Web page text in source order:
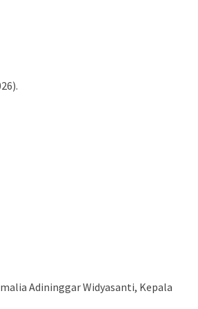
Adininggar Widyasanti, Kepala